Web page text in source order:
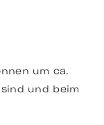
um ca.
und beim